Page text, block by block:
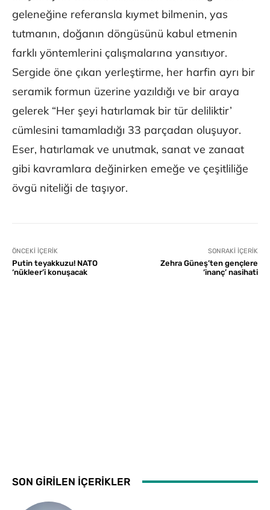
geleneğine referansla kıymet bilmenin, yas
tutmanın, doğanın döngüsünü kabul etmenin
farklı yöntemlerini çalışmalarına yansıtıyor.
Sergide öne çıkan yerleştirme, her harfin ayrı bir
seramik formun üzerine yazıldığı ve bir araya
gelerek “Her şeyi hatırlamak bir tür deliliktir’
cümlesini tamamladığı 33 parçadan oluşuyor.
Eser, hatırlamak ve unutmak, sanat ve zanaat
gibi kavramlara değinirken emeğe ve çeşitliliğe
övgü niteliği de taşıyor.
ÖNCEKI İÇERIK
Putin teyakkuzu! NATO
‘nükleer’i konuşacak
SONRAKI İÇERIK
Zehra Güneş’ten gençlere
‘inanç’ nasihati
SON GİRİLEN İÇERİKLER